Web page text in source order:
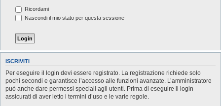
Ricordami
Nascondi il mio stato per questa sessione
ISCRIVITI
Per eseguire il login devi essere registrato. La registrazione richiede solo
pochi secondi e garantisce l’accesso alle funzioni avanzate. L’amministratore
può anche dare permessi speciali agli utenti. Prima di eseguire il login
assicurati di aver letto i termini d’uso e le varie regole.